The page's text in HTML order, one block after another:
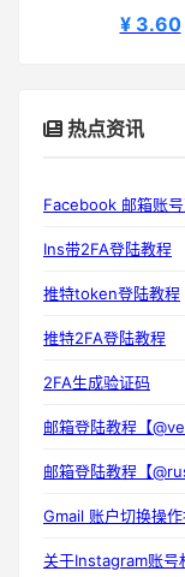
¥ 3.60
热点资讯
Facebook 邮箱账
Ins带2FA登陆教程
推特token登陆教程
推特2FA登陆教程
2FA生成验证码
邮箱登陆教程【
邮箱登陆教程【
Gmail 账户切换操
关于Instagram账号